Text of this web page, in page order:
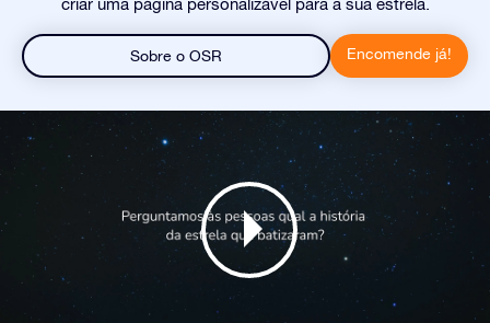
criar uma página personalizável para a sua estrela.
Sobre o OSR Encomende já!